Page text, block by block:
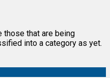
those that are being
into a category as yet.